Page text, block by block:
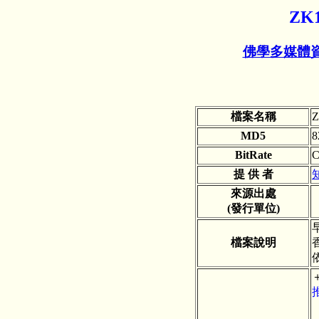
佛學多媒體
檔案名稱
MD5
BitRate
提 供 者
來源出處
(發行單位)
檔案說明